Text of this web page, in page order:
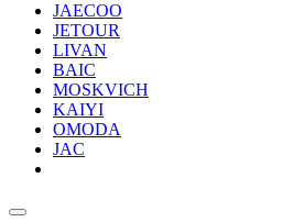
JAECOO
JETOUR
LIVAN
BAIC
MOSKVICH
KAIYI
OMODA
JAC